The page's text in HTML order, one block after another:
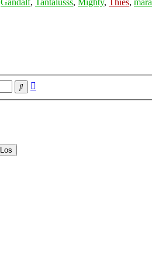
Gandalf, Tantalusss, Mighty, Thies, mara
Suche